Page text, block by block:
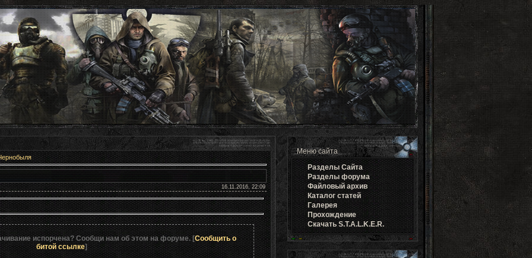
16.11.2016, 22:09
испорчена? Сообщи нам об этом на форуме. [Сообщить о
битой ссылке]
Меню сайта
Разделы Cайта
Разделы форума
Файловый архив
Каталог статей
Галерея
Прохождение
Скачать S.T.A.L.K.E.R.